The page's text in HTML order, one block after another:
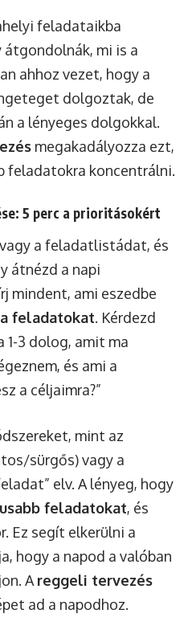
feladataikba
átgondolnák, mi is a
ahhoz vezet, hogy a
dolgoztak, de
a lényeges dolgokkal.
megakadályozza ezt,
feladatokra koncentrálni.
5 perc a prioritásokért
a feladatlistádat, és
átnézd a napi
mindent, ami eszedbe
feladatokat. Kérdezd
1-3 dolog, amit ma
és ami a
a céljaimra?”
mint az
sürgős) vagy a
elv. A lényeg, hogy
feladatokat, és
Ez segít elkerülni a
hogy a napod a valóban
A reggeli tervezés
ad a napodhoz.